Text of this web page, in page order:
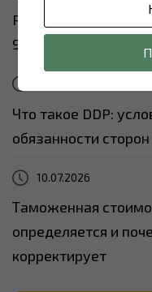
Private label из
90 дней
Что такое DDP:
обязанности
10.07.2026
Таможенная
определяется и
корректирует